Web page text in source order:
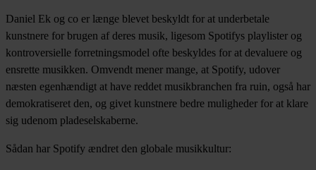
Daniel Ek og co er længe blevet beskyldt for at underbetale
kunstnere for brugen af deres musik, ligesom Spotifys playlister og
kontroversielle forretningsmodel ofte beskyldes for at devaluere og
ensrette musikken. Omvendt mener mange, at Spotify, udover
næsten egenhændigt at have reddet musikbranchen fra ruin, også har
demokratiseret den, og givet kunstnere bedre muligheder for at klare
sig udenom pladeselskaberne.
Sådan har Spotify ændret den globale musikkultur: